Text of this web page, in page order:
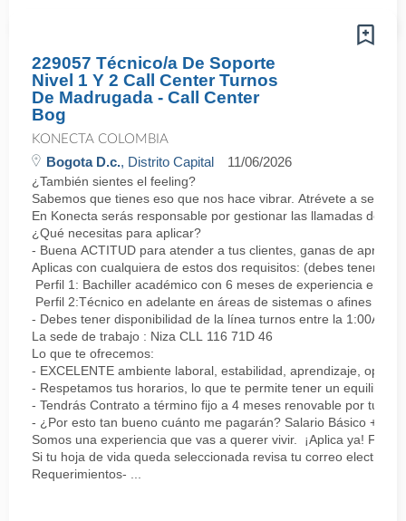
229057 Técnico/a De Soporte
Nivel 1 Y 2 Call Center Turnos
De Madrugada - Call Center
Bog
KONECTA COLOMBIA
Bogota D.c., Distrito Capital 11/06/2026
¿También sientes el feeling?
Sabemos que tienes eso que nos hace vibrar. Atrévete a ser
En Konecta serás responsable por gestionar las llamadas de
¿Qué necesitas para aplicar?
- Buena ACTITUD para atender a tus clientes, ganas de
Aplicas con cualquiera de estos dos requisitos: (debes tener
Perfil 1: Bachiller académico con 6 meses de experiencia en
Perfil 2:Técnico en adelante en áreas de sistemas o afines
- Debes tener disponibilidad de la línea turnos entre la 1:00AM
La sede de trabajo : Niza CLL 116 71D 46
Lo que te ofrecemos:
- EXCELENTE ambiente laboral, estabilidad, aprendizaje,
- Respetamos tus horarios, lo que te permite tener un equilibrio
- Tendrás Contrato a término fijo a 4 meses renovable por tu
- ¿Por esto tan bueno cuánto me pagarán? Salario Básico +
Somos una experiencia que vas a querer vivir. ¡Aplica ya!
Si tu hoja de vida queda seleccionada revisa tu correo
Requerimientos- ...